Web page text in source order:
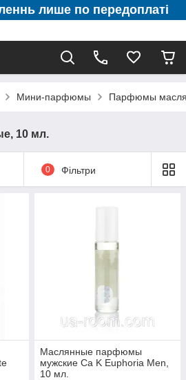
лише по передоплаті
Мини-парфюмы Парфюмы
10 мл.
0 Фільтри
Маслянные парфюмы
мужские Ca K Euphoria Men,
10 мл.